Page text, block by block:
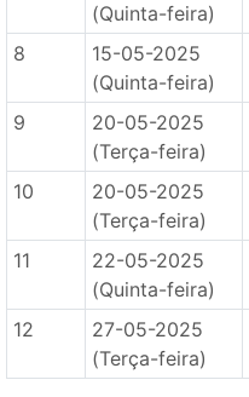
(Quinta-feira)
8
15-05-2025
(Quinta-feira)
9
20-05-2025
(Terça-feira)
10
20-05-2025
(Terça-feira)
11
22-05-2025
(Quinta-feira)
12
27-05-2025
(Terça-feira)